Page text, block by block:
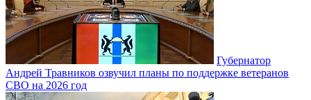
Губернатор
Андрей Травников озвучил планы по поддержке ветеранов
СВО на 2026 год